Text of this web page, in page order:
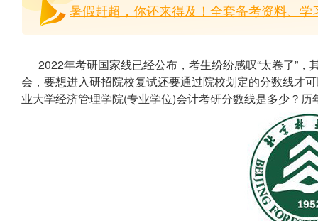
暑假赶超，你还来得及！全套备考资料、学
2022年考研国家线已经公布，考生纷纷感叹“太卷了”
会，要想进入研招院校复试还要通过院校划定的分数线才
业大学经济管理学院(专业学位)会计考研分数线是多少？